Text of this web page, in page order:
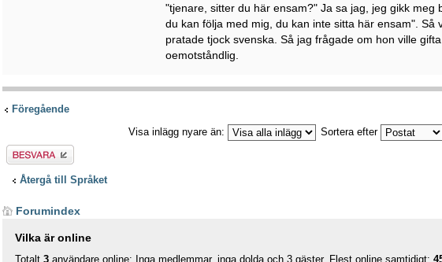
"tjenare, sitter du här ensam?" Ja sa jag, jeg gikk
du kan följa med mig, du kan inte sitta här ensam". Så
pratade tjock svenska. Så jag frågade om hon ville
oemotståndlig.
Föregående
Visa inlägg nyare än:
Sortera efter
Besvara
Återgå till Språket
Forumindex
Vilka är online
Totalt 3 användare online: Inga medlemmar, inga dolda och 3 gäster. Flest online samtidigt: